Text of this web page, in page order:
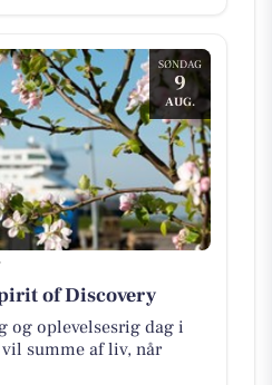
SØNDAG
9
AUG.
of Discovery
og oplevelsesrig dag i
summe af liv, når